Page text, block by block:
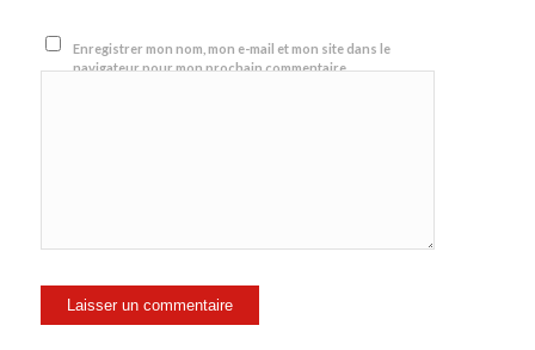
Enregistrer mon nom, mon e-mail et mon site dans le
navigateur pour mon prochain commentaire.